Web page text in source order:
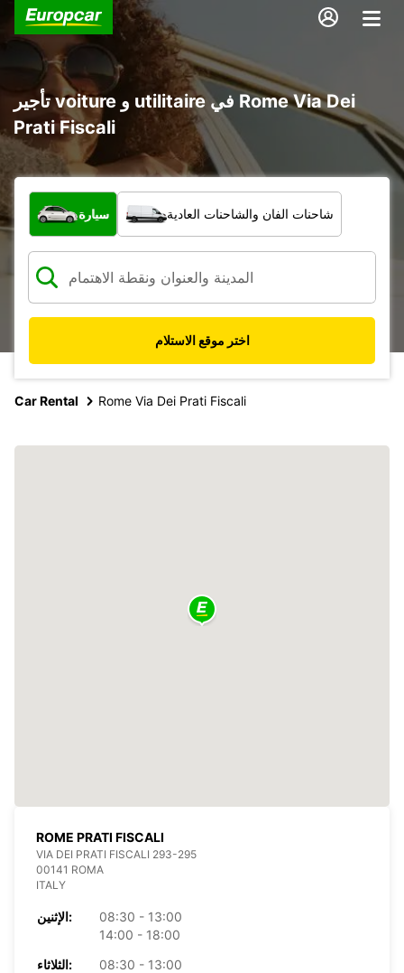
تأجير voiture و utilitaire في Rome Via Dei
Prati Fiscali
ما نوع المركبة؟
سيارة شاحنات الفان والشاحنات العادية
اختر موقع الاستلام
Car Rental Rome Via Dei Prati Fiscali
ROME PRATI FISCALI
VIA DEI PRATI FISCALI 293-295
00141 ROMA
ITALY
الإثنين:
08:30 - 13:00
14:00 - 18:00
الثلاثاء:
08:30 - 13:00